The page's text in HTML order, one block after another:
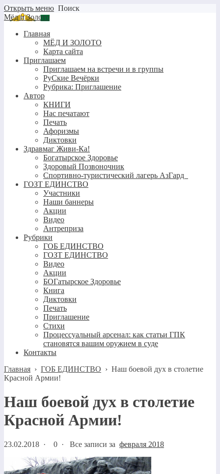
Открыть меню Поиск
Мёд и Золото
Главная
МЁД И ЗОЛОТО
Карта сайта
Приглашаем
Приглашаем на встречи и в группы
РуСкие Вечёрки
Рубрика: Приглашение
Автор
КНИГИ
Нас печатают
Печать
Афоризмы
Диктовки
Здравмаг Живи-Ка!
Богатырское Здоровье
Здоровый Позвоночник
Спортивно-туристический лагерь АзГард
ГОЗТ ЕДИНСТВО
Участники
Наши баннеры
Акции
Видео
Антреприза
Рубрики
ГОБ ЕДИНСТВО
ГОЗТ ЕДИНСТВО
Видео
Акции
БОГатырское Здоровье
Книга
Диктовки
Печать
Приглашение
Стихи
Процессуальный арсенал: как статьи ГПК
становятся вашим оружием в суде
Контакты
Главная › ГОБ ЕДИНСТВО › Наш боевой дух в столетие
Красной Армии!
Наш боевой дух в столетие
Красной Армии!
23.02.2018 · 0 · Все записи за февраля 2018